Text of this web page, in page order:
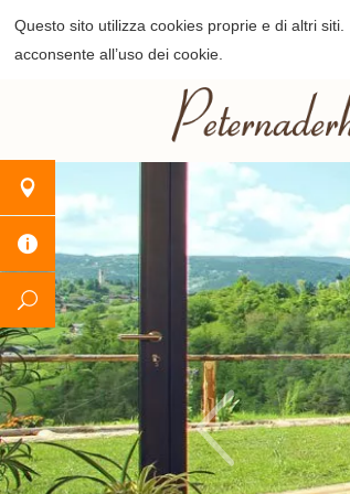
Questo sito utilizza cookies proprie e di altri siti.
acconsente all’uso dei cookie.